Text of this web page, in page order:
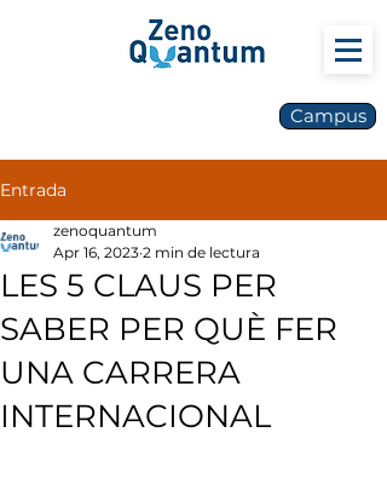
Campus
Entrada
LES 5 CLAUS PER
SABER PER QUÈ FER
UNA CARRERA
INTERNACIONAL
zenoquantum
Apr 16, 2023 2 min de lectura